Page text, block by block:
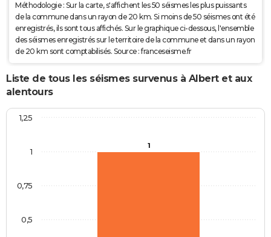
Méthodologie : Sur la carte, s'affichent les 50 séismes les plus puissants
de la commune dans un rayon de 20 km. Si moins de 50 séismes ont été
enregistrés, ils sont tous affichés. Sur le graphique ci-dessous, l'ensemble
des séismes enregistrés sur le territoire de la commune et dans un rayon
de 20 km sont comptabilisés. Source : franceseisme.fr
Liste de tous les séismes survenus à Albert et aux
alentours
1
0,5
0,75
1
1,25